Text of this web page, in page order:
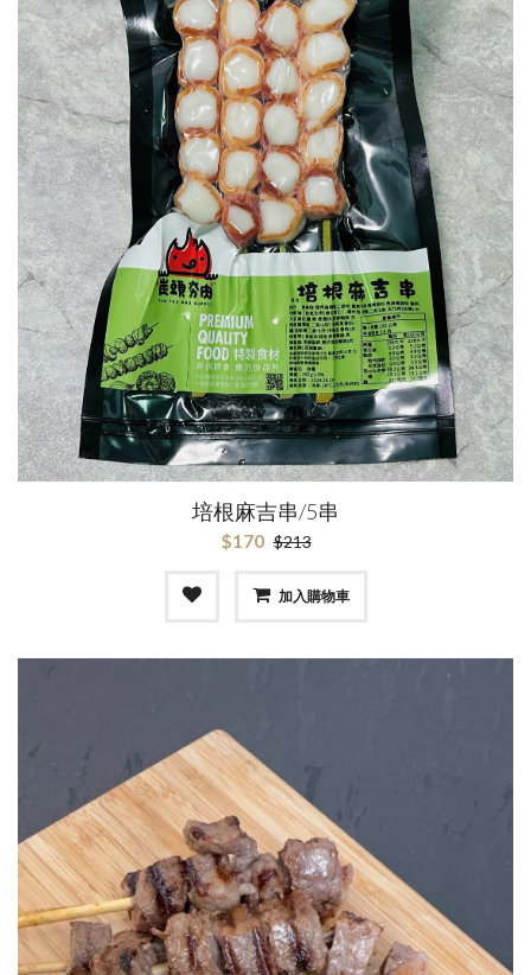
培根麻吉串/5串
$170 $213
加入購物車